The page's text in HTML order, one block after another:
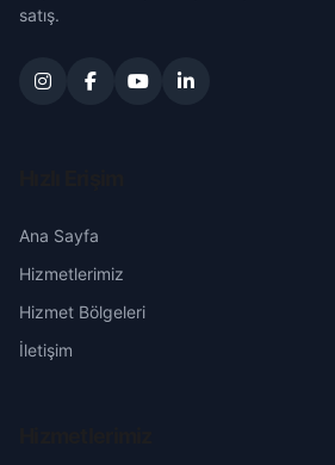
Elazığ
satış.
Ana Sayfa
Hizmetlerimiz
Hizmet Bölgeleri
İletişim